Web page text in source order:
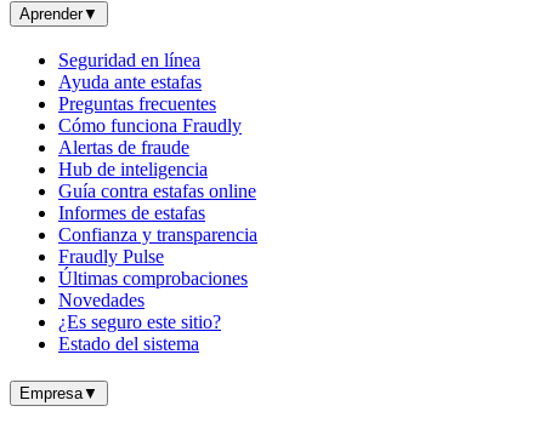
Aprender▼
Seguridad en línea
Ayuda ante estafas
Preguntas frecuentes
Cómo funciona Fraudly
Alertas de fraude
Hub de inteligencia
Guía contra estafas online
Informes de estafas
Confianza y transparencia
Fraudly Pulse
Últimas comprobaciones
Novedades
¿Es seguro este sitio?
Estado del sistema
Empresa▼